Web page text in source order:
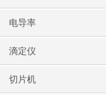
电导率
滴定仪
切片机